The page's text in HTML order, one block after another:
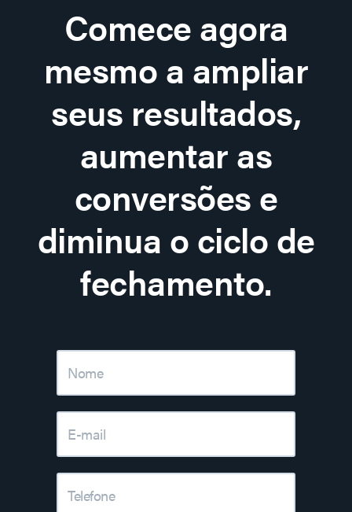
Comece agora
mesmo a ampliar
seus resultados,
aumentar as
conversões e
diminua o ciclo de
fechamento.